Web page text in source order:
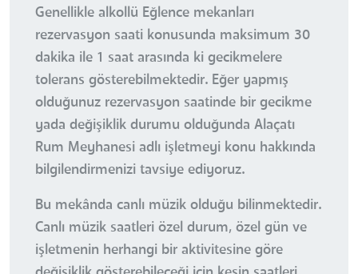
Genellikle alkollü Eğlence mekanları
rezervasyon saati konusunda maksimum 30
dakika ile 1 saat arasında ki gecikmelere
tolerans gösterebilmektedir. Eğer yapmış
olduğunuz rezervasyon saatinde bir gecikme
yada değişiklik durumu olduğunda Alaçatı
Rum Meyhanesi adlı işletmeyi konu hakkında
bilgilendirmenizi tavsiye ediyoruz.
Bu mekânda canlı müzik olduğu bilinmektedir.
Canlı müzik saatleri özel durum, özel gün ve
işletmenin herhangi bir aktivitesine göre